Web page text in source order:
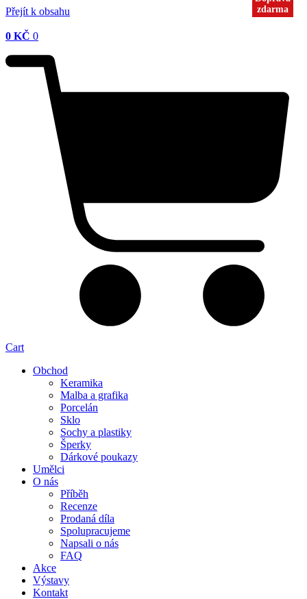
Přejít k obsahu
0 KČ 0
Cart
Obchod
Keramika
Malba a grafika
Porcelán
Sklo
Sochy a plastiky
Šperky
Dárkové poukazy
Umělci
O nás
Příběh
Recenze
Prodaná díla
Spolupracujeme
Napsali o nás
FAQ
Akce
Výstavy
Kontakt
zdarma
zdarma